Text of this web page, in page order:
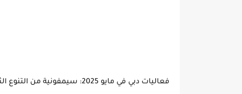
فعاليات دبي في مايو 2025: سيمفونية من التنوع الثقافي والترفيه الفاخر تلامس حدود العالمية